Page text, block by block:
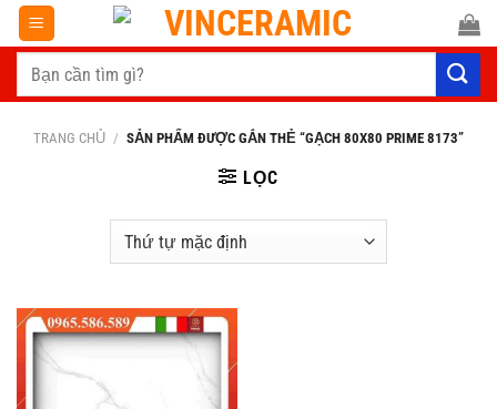
Chuyển
đến
dung
Tìm
kiếm:
TRANG CHỦ / SẢN PHẨM ĐƯỢC GẮN THẺ “GẠCH 80X80 PRIME 8173”
LỌC